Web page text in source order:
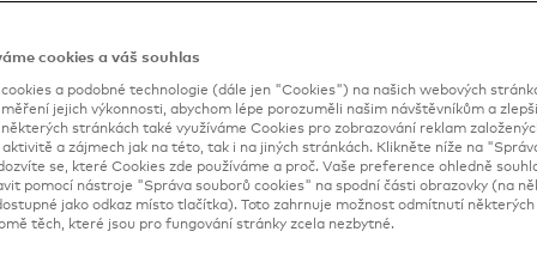
na prevenci podvodů při platbách ve
v kybernetickém prostředí. Při narušení
předvídatelnými vzorci, protože ukradené údaje jsou
účtu, podvodných transakcí nebo jiných finančních
příliš často zůstávají nepovšimnuty, protože týmy
odděleně.
zásadní pro přechod od reaktivní k proaktivní prevenci
informací mohou týmy zabývající se
obranu, která bude reagovat na nové signály a
cookies a váš souhlas
cookies a podobné technologie (dále jen "Cookies") na našich webových
jejich výkonnosti, abychom lépe porozuměli našim návštěvníkům a
stránkách také využíváme Cookies pro zobrazování reklam
aktivitě a zájmech jak na této, tak i na jiných stránkách. Klikněte níže na
se, které Cookies zde používáme a proč. Vaše preference ohledně
pomocí nástroje "Správa souborů cookies" na spodní části obrazovky (na
jako odkaz místo tlačítka). Toto zahrnuje možnost odmítnutí některých
těch, které jsou pro fungování stránky zcela nezbytné.